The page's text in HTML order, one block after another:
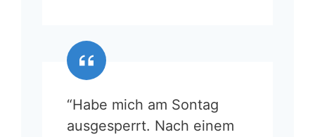
“Habe mich am Sontag
ausgesperrt. Nach einem